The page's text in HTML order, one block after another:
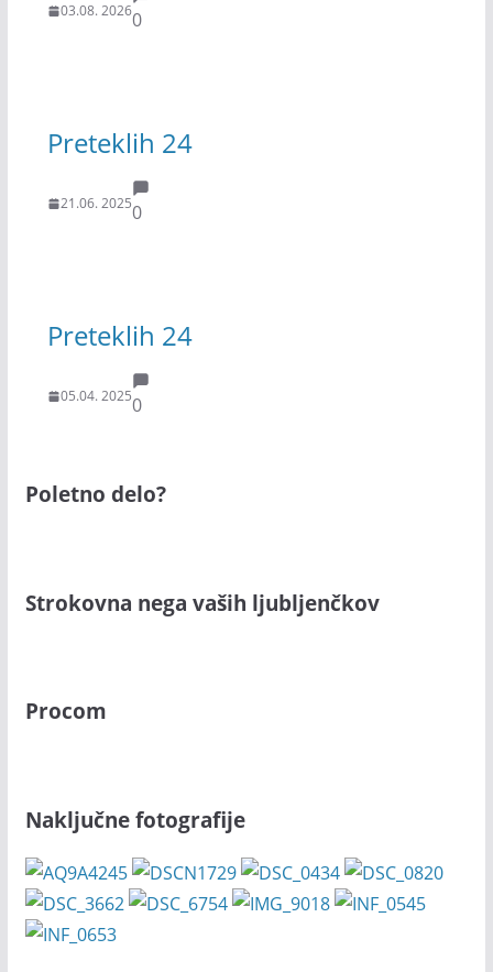
03.08. 20260
Preteklih 24
21.06. 20250
Preteklih 24
05.04. 20250
Poletno delo?
Strokovna nega vaših ljubljenčkov
Procom
Naključne fotografije